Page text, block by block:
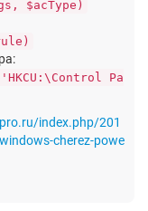
$acType)
Pa
index.php/201
cherez-powe